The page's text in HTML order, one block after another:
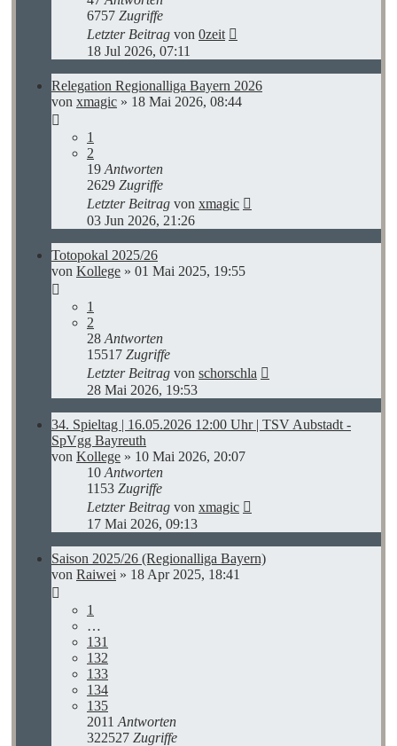
6757 Zugriffe
Letzter Beitrag von 0zeit
18 Jul 2026, 07:11
Relegation Regionalliga Bayern 2026
von xmagic » 18 Mai 2026, 08:44
1
2
19 Antworten
2629 Zugriffe
Letzter Beitrag von xmagic
03 Jun 2026, 21:26
Totopokal 2025/26
von Kollege » 01 Mai 2025, 19:55
1
2
28 Antworten
15517 Zugriffe
Letzter Beitrag von schorschla
28 Mai 2026, 19:53
34. Spieltag | 16.05.2026 12:00 Uhr | TSV Aubstadt -
SpVgg Bayreuth
von Kollege » 10 Mai 2026, 20:07
10 Antworten
1153 Zugriffe
Letzter Beitrag von xmagic
17 Mai 2026, 09:13
Saison 2025/26 (Regionalliga Bayern)
von Raiwei » 18 Apr 2025, 18:41
1
…
131
132
133
134
135
2011 Antworten
322527 Zugriffe